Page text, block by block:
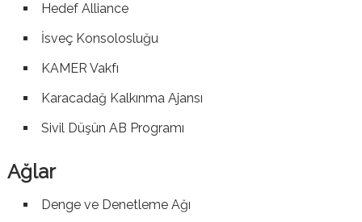
Hedef Alliance
İsveç Konsolosluğu
KAMER Vakfı
Karacadağ Kalkınma Ajansı
Sivil Düşün AB Programı
Ağlar
Denge ve Denetleme Ağı